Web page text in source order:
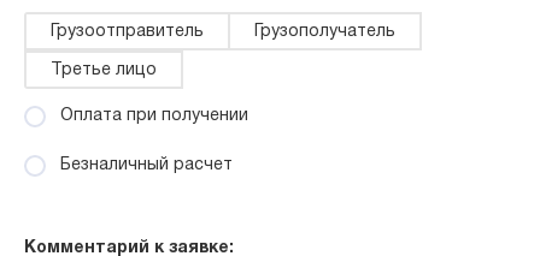
Грузоотправитель Грузополучатель
Третье лицо
Оплата при получении
Безналичный расчет
Комментарий к заявке: